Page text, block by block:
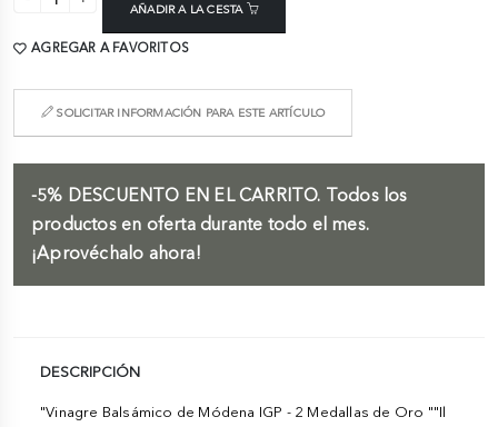
AÑADIR A LA CESTA
AGREGAR A FAVORITOS
SOLICITAR INFORMACIÓN PARA ESTE ARTÍCULO
-5% DESCUENTO EN EL CARRITO. Todos los
productos en oferta durante todo el mes.
¡Aprovéchalo ahora!
DESCRIPCIÓN
"Vinagre Balsámico de Módena IGP - 2 Medallas de Oro ""Il